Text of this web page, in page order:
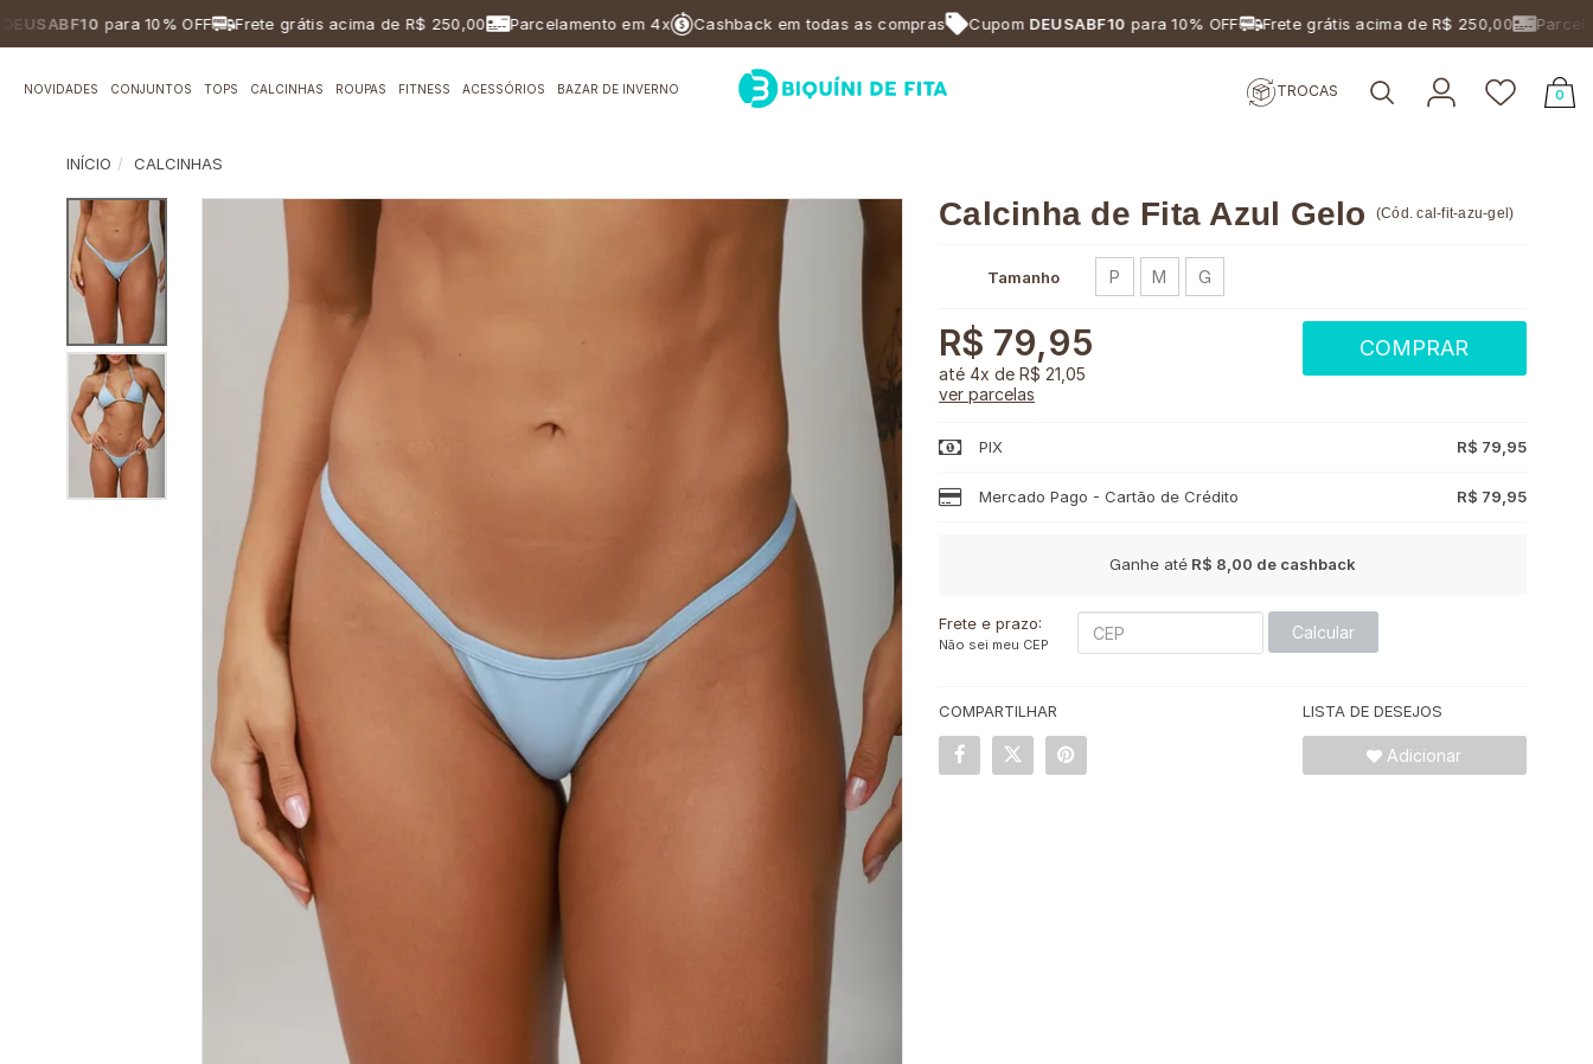
para 10% OFF Frete grátis acima de R$ 250,00 Parcelamento em 4x Cashback em todas as compras CupomDEUSABF10para 10% OFF Frete grátis acima de R$ 250,00
NOVIDADES CONJUNTOS TOPS CALCINHAS ROUPAS FITNESS ACESSÓRIOS BAZAR DE INVERNO TROCAS 0
INÍCIO CALCINHAS
Calcinha de Fita Azul Gelo (Cód.cal-fit-azu-gel)
Tamanho P M G
R$ 79,95
4x deR$ 21,05
ver parcelas
COMPRAR
PIX R$ 79,95
Mercado Pago - Cartão de Crédito R$ 79,95
Ganhe até R$ 8,00 de cashback
Frete e prazo:
Não sei meu CEP
Calcular
COMPARTILHAR LISTA DE DESEJOS
Adicionar